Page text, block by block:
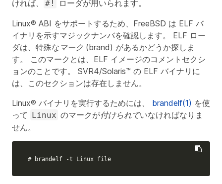
ければ、
#! ローダが用いられます。
Linux® ABI をサポートするため、FreeBSD は ELF バ
イナリを示すマジックナンバを確認します。 ELF ロー
ダは、特殊な マーク (brand) があるかどうか探しま
す。 このマークとは、ELF イメージのコメントセクシ
ョンのことです。 SVR4/Solaris™ の ELF バイナリに
は、このセクションは存在しません。
Linux® バイナリを実行するためには、 brandelf(1) を使
って Linux のマークが付けられていなければなりま
せん。
# brandelf -t Linux file